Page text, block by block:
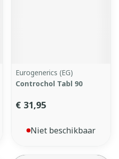
Eurogenerics (EG)
Controchol Tabl 90
€ 31,95
Niet beschikbaar